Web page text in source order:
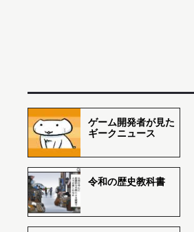
ゲーム開発者が見た
ギークニュース
令和の歴史教科書